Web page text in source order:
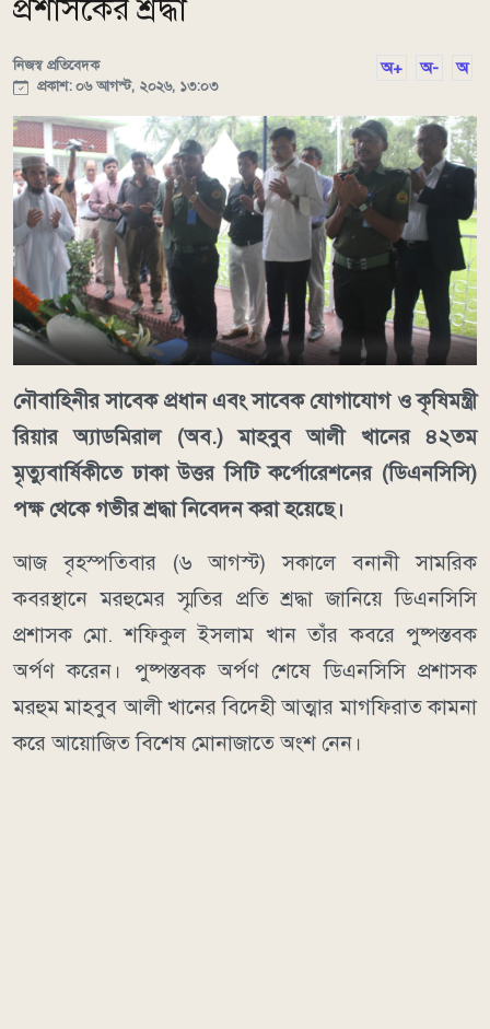
প্রশাসকের শ্রদ্ধা
নিজস্ব প্রতিবেদক
প্রকাশ: ০৬ আগস্ট, ২০২৬, ১৩:০৩
অ+ অ- অ
নৌবাহিনীর সাবেক প্রধান এবং সাবেক যোগাযোগ ও কৃষিমন্ত্রী
রিয়ার অ্যাডমিরাল (অব.) মাহবুব আলী খানের ৪২তম
মৃত্যুবার্ষিকীতে ঢাকা উত্তর সিটি কর্পোরেশনের (ডিএনসিসি)
পক্ষ থেকে গভীর শ্রদ্ধা নিবেদন করা হয়েছে।
আজ বৃহস্পতিবার (৬ আগস্ট) সকালে বনানী সামরিক
কবরস্থানে মরহুমের স্মৃতির প্রতি শ্রদ্ধা জানিয়ে ডিএনসিসি
প্রশাসক মো. শফিকুল ইসলাম খান তাঁর কবরে পুষ্পস্তবক
অর্পণ করেন। পুষ্পস্তবক অর্পণ শেষে ডিএনসিসি প্রশাসক
মরহুম মাহবুব আলী খানের বিদেহী আত্মার মাগফিরাত কামনা
করে আয়োজিত বিশেষ মোনাজাতে অংশ নেন।